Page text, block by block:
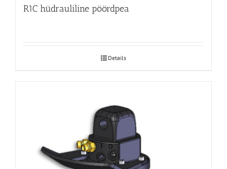
R1C hüdrauliline pöördpea
Details